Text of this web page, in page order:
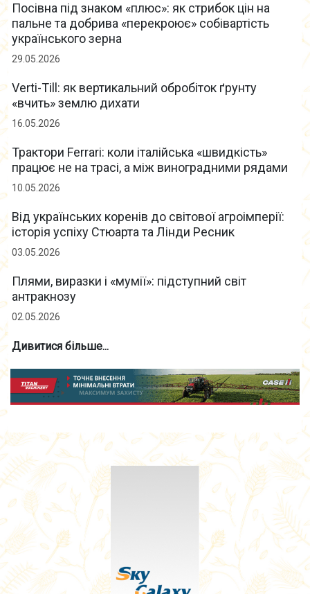
Посівна під знаком «плюс»: як стрибок цін на
пальне та добрива «перекроює» собівартість
українського зерна
29.05.2026
Verti-Till: як вертикальний обробіток ґрунту
«вчить» землю дихати
16.05.2026
Трактори Ferrari: коли італійська «швидкість»
працює не на трасі, а між виноградними рядами
10.05.2026
Від українських коренів до світової агроімперії:
історія успіху Стюарта та Лінди Ресник
03.05.2026
Плями, виразки і «мумії»: підступний світ
антракнозу
02.05.2026
Дивитися більше...